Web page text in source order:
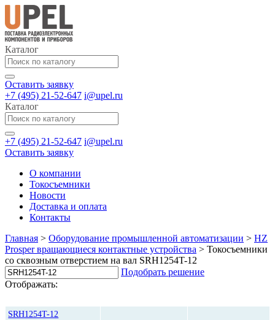
Каталог
Оставить заявку
+7 (495) 21-52-647 i@upel.ru
Каталог
+7 (495) 21-52-647 i@upel.ru
Оставить заявку
О компании
Токосъемники
Новости
Доставка и оплата
Контакты
Главная > Оборудование промышленной автоматизации > HZ
Prosper вращающиеся контактные устройства > Токосъемники
со сквозным отверстием на вал SRH1254T-12
Подобрать решение
Отображать:
SRH1254T-12